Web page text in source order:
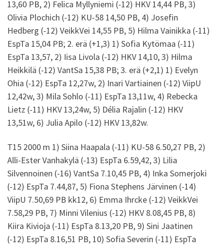
13,60 PB, 2) Felica Myllyniemi (-12) HKV 14,44 PB, 3)
Olivia Plochich (-12) KU-58 14,50 PB, 4) Josefin
Hedberg (-12) VeikkVei 14,55 PB, 5) Hilma Vainikka (-11)
EspTa 15,04 PB; 2. erä (+1,3) 1) Sofia Kytömaa (-11)
EspTa 13,57, 2) Iisa Livola (-12) HKV 14,10, 3) Hilma
Heikkilä (-12) VantSa 15,38 PB; 3. erä (+2,1) 1) Evelyn
Ohia (-12) EspTa 12,27w, 2) Inari Vartiainen (-12) ViipU
12,42w, 3) Mila Sohlo (-11) EspTa 13,11w, 4) Rebecka
Lietz (-11) HKV 13,24w, 5) Délia Rajalin (-12) HKV
13,51w, 6) Julia Apilo (-12) HKV 13,82w.
T15 2000 m 1) Siina Haapala (-11) KU-58 6.50,27 PB, 2)
Alli-Ester Vanhakylä (-13) EspTa 6.59,42, 3) Lilia
Silvennoinen (-16) VantSa 7.10,45 PB, 4) Inka Somerjoki
(-12) EspTa 7.44,87, 5) Fiona Stephens Järvinen (-14)
ViipU 7.50,69 PB kk12, 6) Emma Ihrcke (-12) VeikkVei
7.58,29 PB, 7) Minni Vilenius (-12) HKV 8.08,45 PB, 8)
Kiira Kivioja (-11) EspTa 8.13,20 PB, 9) Sini Jaatinen
(-12) EspTa 8.16,51 PB, 10) Sofia Severin (-11) EspTa